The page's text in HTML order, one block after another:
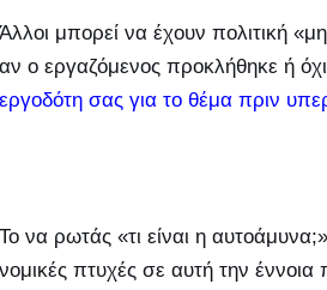
Άλλοι μπορεί να έχουν πολιτική
αν ο εργαζόμενος προκλήθηκε ή
εργοδότη σας για το θέμα πριν
Το να ρωτάς «τι είναι η
νομικές πτυχές σε αυτή την